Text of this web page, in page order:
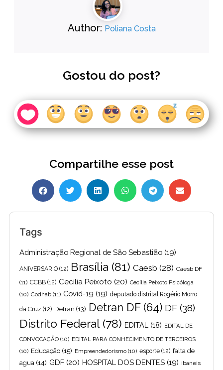
Author: Poliana Costa
Gostou do post?
Compartilhe esse post
Tags
Administração Regional de São Sebastião (19)
ANIVERSARIO (12) Brasília (81) Caesb (28) Caesb DF
(11) CCBB (12) Cecilia Peixoto (20) Cecília Peixoto Psicóloga
(10) Codhab (11) Covid-19 (19) deputado distrital Rogério Morro
da Cruz (12) Detran (13) Detran DF(64) DF (38)
Distrito Federal(78) EDITAL (18) EDITAL DE
CONVOCAÇÃO (10) EDITAL PARA CONHECIMENTO DE TERCEIROS
(10) Educação (15) Empreendedorismo (10) esporte (12) falta de
agua (14) GDF (20) HOSPITAL DOS DENTES (19) ibaneis